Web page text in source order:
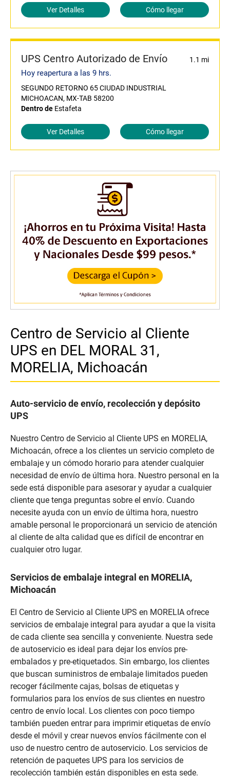
Ver Detalles Cómo llegar
UPS Centro Autorizado de Envío 1.1 mi
Hoy reapertura a las 9 hrs.
SEGUNDO RETORNO 65 CIUDAD INDUSTRIAL
MICHOACAN, MX-TAB 58200
Dentro de Estafeta
Ver Detalles Cómo llegar
Centro de Servicio al Cliente
UPS en DEL MORAL 31,
MORELIA, Michoacán
Auto-servicio de envío, recolección y depósito
UPS
Nuestro Centro de Servicio al Cliente UPS en MORELIA,
Michoacán, ofrece a los clientes un servicio completo de
embalaje y un cómodo horario para atender cualquier
necesidad de envío de última hora. Nuestro personal en la
sede está disponible para asesorar y ayudar a cualquier
cliente que tenga preguntas sobre el envío. Cuando
necesite ayuda con un envío de última hora, nuestro
amable personal le proporcionará un servicio de atención
al cliente de alta calidad que es difícil de encontrar en
cualquier otro lugar.
Servicios de embalaje integral en MORELIA,
Michoacán
El Centro de Servicio al Cliente UPS en MORELIA ofrece
servicios de embalaje integral para ayudar a que la visita
de cada cliente sea sencilla y conveniente. Nuestra sede
de autoservicio es ideal para dejar los envíos pre-
embalados y pre-etiquetados. Sin embargo, los clientes
que buscan suministros de embalaje limitados pueden
recoger fácilmente cajas, bolsas de etiquetas y
formularios para los envíos de sus clientes en nuestro
centro de envío local. Los clientes con poco tiempo
también pueden entrar para imprimir etiquetas de envío
desde el móvil y crear nuevos envíos fácilmente con el
uso de nuestro centro de autoservicio. Los servicios de
retención de paquetes UPS para los servicios de
recolección también están disponibles en esta sede.